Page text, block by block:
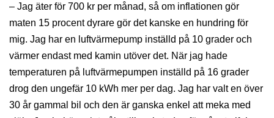
– Jag äter för 700 kr per månad, så om inflationen gör
maten 15 procent dyrare gör det kanske en hundring för
mig. Jag har en luftvärmepump inställd på 10 grader och
värmer endast med kamin utöver det. När jag hade
temperaturen på luftvärmepumpen inställd på 16 grader
drog den ungefär 10 kWh mer per dag. Jag har valt en över
30 år gammal bil och den är ganska enkel att meka med